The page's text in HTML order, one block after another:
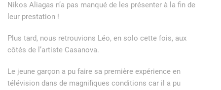
Nikos Aliagas n’a pas manqué de les présenter à la fin de
leur prestation !
Plus tard, nous retrouvions Léo, en solo cette fois, aux
côtés de l’artiste Casanova.
Le jeune garçon a pu faire sa première expérience en
télévision dans de magnifiques conditions car il a pu